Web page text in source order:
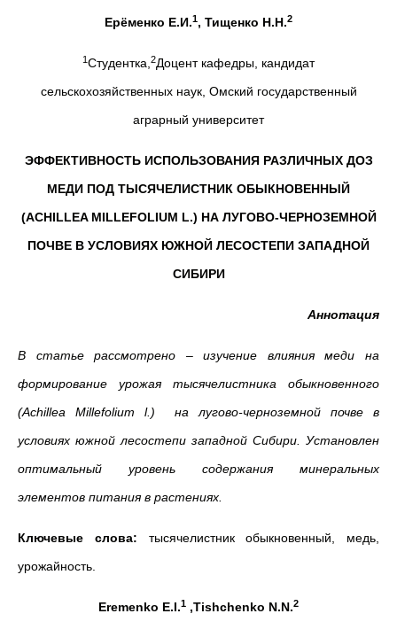
Ерёменко Е.И.1, Тищенко Н.Н.2
1Студентка, 2Доцент кафедры, кандидат
сельскохозяйственных наук, Омский государственный
аграрный университет
ЭФФЕКТИВНОСТЬ ИСПОЛЬЗОВАНИЯ РАЗЛИЧНЫХ ДОЗ
МЕДИ ПОД ТЫСЯЧЕЛИСТНИК ОБЫКНОВЕННЫЙ
(ACHILLEA MILLEFOLIUM L.) НА ЛУГОВО-ЧЕРНОЗЕМНОЙ
ПОЧВЕ В УСЛОВИЯХ ЮЖНОЙ ЛЕСОСТЕПИ ЗАПАДНОЙ
СИБИРИ
Аннотация
В статье рассмотрено –изучение влияния меди на
формирование урожая тысячелистника обыкновенного
(Achillea Millefolium l.) на лугово-черноземной почве в
условиях южной лесостепи западной Сибири. Установлен
оптимальный уровень содержания минеральных
элементов питания в растениях.
Ключевые слова: тысячелистник обыкновенный, медь,
урожайность.
Eremenko E.I.1 ,Tishchenko N.N.2